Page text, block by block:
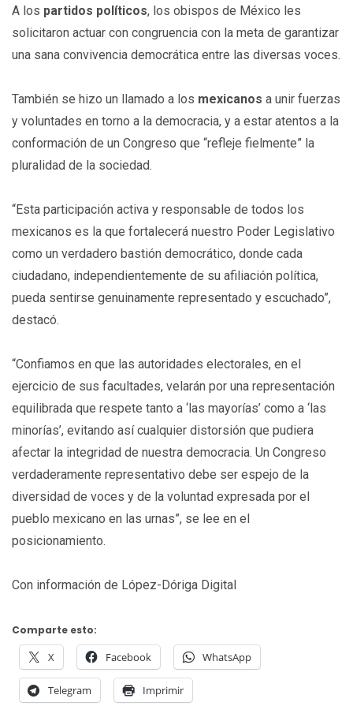
A los partidos políticos, los obispos de México les
solicitaron actuar con congruencia con la meta de garantizar
una sana convivencia democrática entre las diversas voces.
También se hizo un llamado a los mexicanos a unir fuerzas
y voluntades en torno a la democracia, y a estar atentos a la
conformación de un Congreso que “refleje fielmente” la
pluralidad de la sociedad.
“Esta participación activa y responsable de todos los
mexicanos es la que fortalecerá nuestro Poder Legislativo
como un verdadero bastión democrático, donde cada
ciudadano, independientemente de su afiliación política,
pueda sentirse genuinamente representado y escuchado”,
destacó.
“Confiamos en que las autoridades electorales, en el
ejercicio de sus facultades, velarán por una representación
equilibrada que respete tanto a ‘las mayorías’ como a ‘las
minorías’, evitando así cualquier distorsión que pudiera
afectar la integridad de nuestra democracia. Un Congreso
verdaderamente representativo debe ser espejo de la
diversidad de voces y de la voluntad expresada por el
pueblo mexicano en las urnas”, se lee en el
posicionamiento.
Con información de López-Dóriga Digital
Comparte esto:
X Facebook WhatsApp
Telegram Imprimir